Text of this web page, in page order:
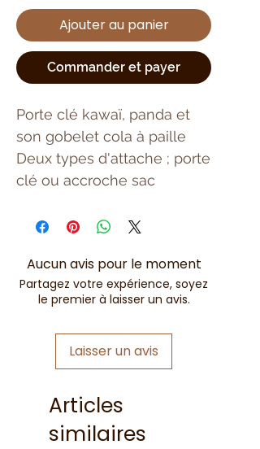
Ajouter au panier
Commander et payer
Porte clé kawaï, panda et
son gobelet cola à paille
Deux types d'attache ; porte
clé ou accroche sac
Aucun avis pour le moment
Partagez votre expérience, soyez
le premier à laisser un avis.
Laisser un avis
Articles
similaires